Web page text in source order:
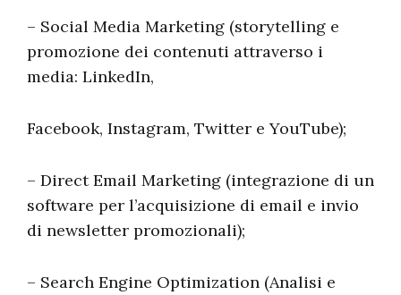
– Social Media Marketing (storytelling e
promozione dei contenuti attraverso i
media: LinkedIn,
Facebook, Instagram, Twitter e YouTube);
– Direct Email Marketing (integrazione di un
software per l’acquisizione di email e invio
di newsletter promozionali);
– Search Engine Optimization (Analisi e